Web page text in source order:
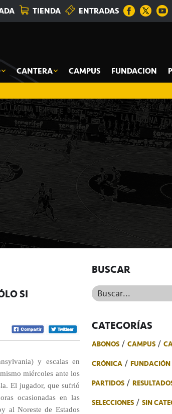
TIENDA ENTRADAS
CANTERA CAMPUS FUNDACION
SI
y escalas en
miércoles ante los
El jugador, que sufrió
ocasionadas en las
al Noreste de Estados
BUSCAR
Buscar...
CATEGORÍAS
ABONOS CAMPUS
CRÓNICA
FUNDACIÓN
PARTIDOS
SELECCIONES
SIN